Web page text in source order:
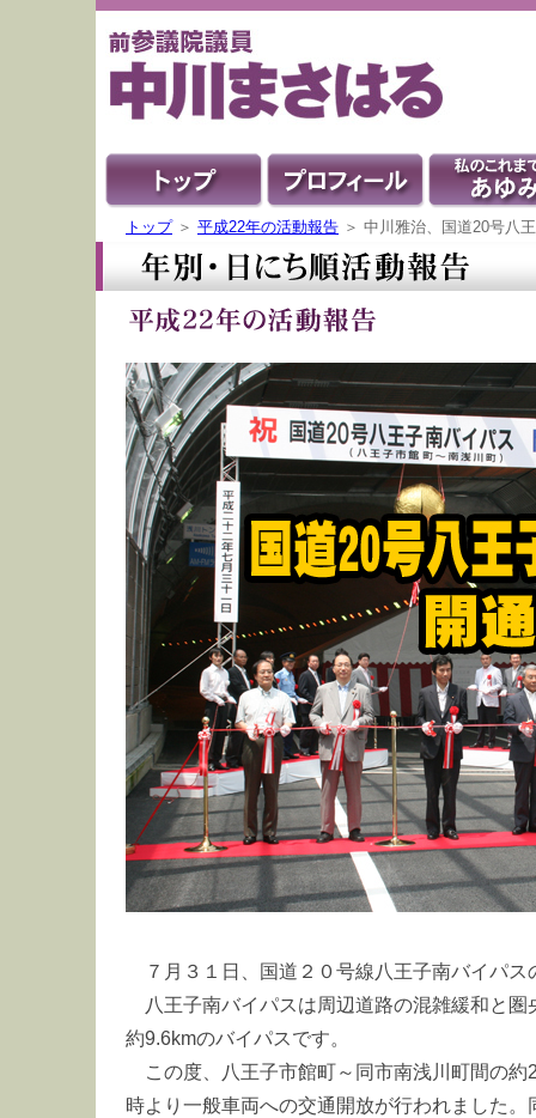
トップ＞ 平成22年の活動報告 ＞ 中川雅治、国道20号八
７月３１日、国道２０号線八王子南バイパ
八王子南バイパスは周辺道路の混雑緩和と
約9.6kmのバイパスです。
この度、八王子市館町～同市南浅川町間の約
時より一般車両への交通開放が行われました